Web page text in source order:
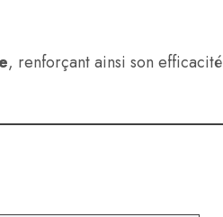
, renforçant ainsi son efficacité